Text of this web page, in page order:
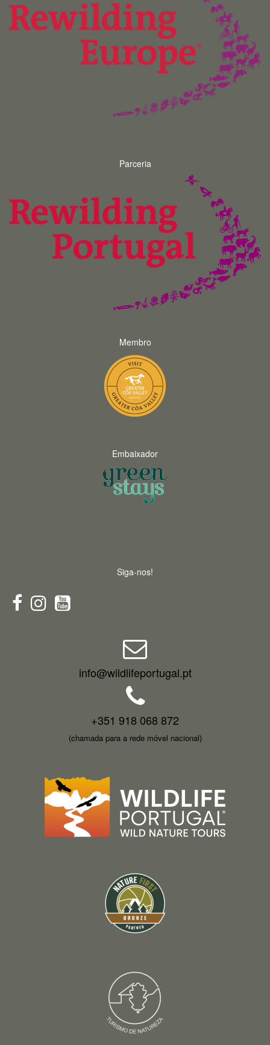
Parceria
Membro
Embaixador
Siga-nos!
info@wildlifeportugal.pt
+351 918 068 872
(chamada para a rede móvel nacional)